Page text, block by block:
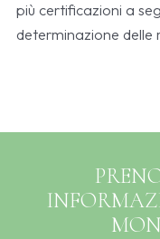
più certificazioni a
determinazione delle